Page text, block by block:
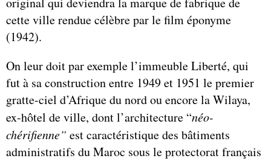
cette ville rendue célèbre par le film éponyme
(1942).
On leur doit par exemple l’immeuble Liberté, qui
fut à sa construction entre 1949 et 1951 le premier
gratte-ciel d’Afrique du nord ou encore la Wilaya,
ex-hôtel de ville, dont l’architecture “néo-
chérifienne” est caractéristique des bâtiments
administratifs du Maroc sous le protectorat français